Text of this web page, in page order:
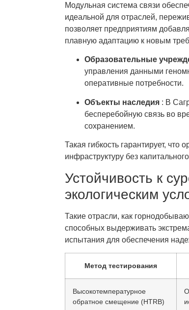
Модульная система связи
идеальной для отраслей,
позволяет предприятиям
плавную адаптацию к новым
Образовательные
управления данными
оперативные потребности.
Объекты наследия : В
бесперебойную связь во
сохранением.
Такая гибкость гарантирует,
инфраструктуру без
Устойчивость к
экологическим
Такие отрасли, как
способных выдерживать
испытания для обеспечения
Метод тестирования
Высокотемпературное
обратное смещение (HTRB)